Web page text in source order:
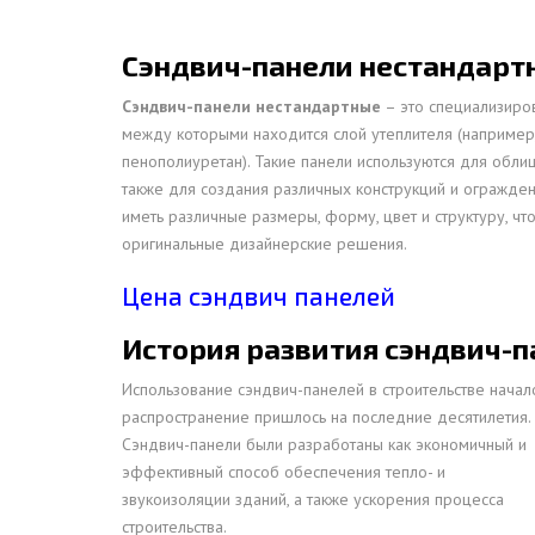
МЕТАЛЛИЧЕСКИЕ ОГРАЖДЕНИЯ
СВАИ СТАЛЬНЫЕ ВИНТОВЫЕ
КОНТЕЙНЕР СБОРНО – РАЗБОРНЫЙ
ЗАКЛАДНЫЕ ИЗДЕЛИЯ
ДЫМОВЫЕ ТРУБЫ
ЗАКЛАДНЫЕ ДЕТАЛИ
ПРОИЗВОДСТВО
ИЗГОТОВЛЕНИЕ
ОПОРЫ ТРУБОПРОВОДОВ
РЕЗЬБОВЫЕ ШПИЛЬКИ
Сэндвич-панели
Сэндвич-панели нестандартные – это
между которыми находится слой утеплителя
пенополиуретан). Такие панели используются для
также для создания различных конструкций и
иметь различные размеры, форму, цвет и структуру,
оригинальные дизайнерские решения.
Цена сэндвич панелей
История развития сэндвич-
Использование сэндвич-панелей в строительстве
распространение пришлось на последние десятилетия.
Сэндвич-панели были разработаны как экономичный и
эффективный способ обеспечения тепло- и
звукоизоляции зданий, а также ускорения процесса
строительства.